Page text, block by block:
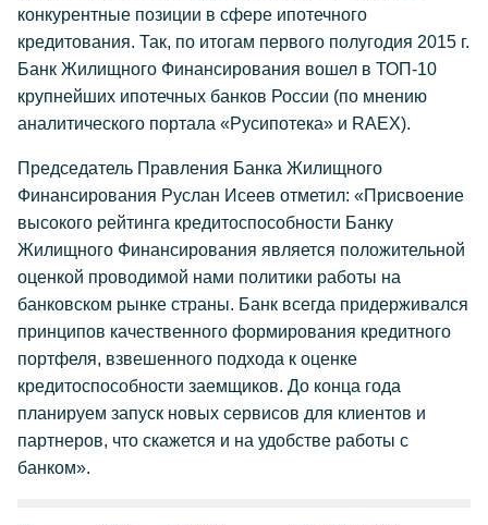
конкурентные позиции в сфере ипотечного
кредитования. Так, по итогам первого полугодия 2015 г.
Банк Жилищного Финансирования вошел в ТОП-10
крупнейших ипотечных банков России (по мнению
аналитического портала «Русипотека» и RAEX).
Председатель Правления Банка Жилищного
Финансирования Руслан Исеев отметил: «Присвоение
высокого рейтинга кредитоспособности Банку
Жилищного Финансирования является положительной
оценкой проводимой нами политики работы на
банковском рынке страны. Банк всегда придерживался
принципов качественного формирования кредитного
портфеля, взвешенного подхода к оценке
кредитоспособности заемщиков. До конца года
планируем запуск новых сервисов для клиентов и
партнеров, что скажется и на удобстве работы с
банком».